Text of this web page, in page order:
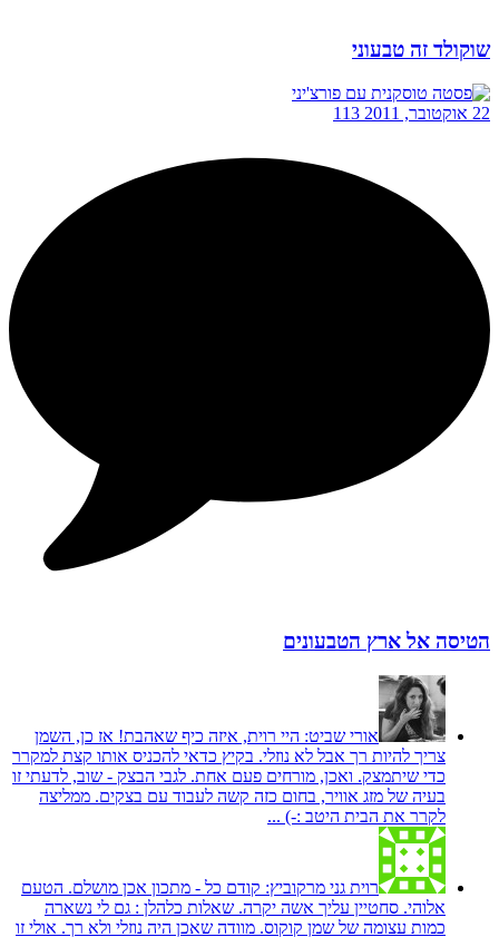
שוקולד זה טבעוני
22 אוקטובר, 2011 113
הטיסה אל ארץ הטבעונים
אורי שביט: היי רוית, איזה כיף שאהבת! אז כן, השמן
צריך להיות רך אבל לא נוזלי. בקיץ כדאי להכניס אותו קצת למקרר
כדי שיתמצק. ואכן, מורחים פעם אחת. לגבי הבצק - שוב, לדעתי זו
בעיה של מזג אוויר, בחום כזה קשה לעבוד עם בצקים. ממליצה
לקרר את הבית היטב :-) ...
רוית גני מרקוביץ: קודם כל - מתכון אכן מושלם. הטעם
אלוהי. סחטיין עליך אשה יקרה. שאלות כלהלן : גם לי נשארה
כמות עצומה של שמן קוקוס. מוודה שאכן היה נוזלי ולא רך. אולי זו